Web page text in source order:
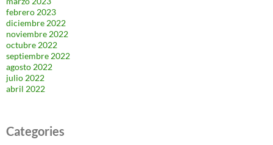
febrero 2023
diciembre 2022
noviembre 2022
octubre 2022
septiembre 2022
agosto 2022
julio 2022
abril 2022
Categories